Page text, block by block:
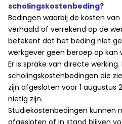
scholingskostenbeding?
Bedingen waarbij de kosten
verhaald of verrekend op de
betekent dat het beding niet
werkgever geen beroep op kan
Er is sprake van directe
scholingskostenbedingen die
zijn afgesloten voor 1 augustus
nietig zijn.
Studiekostenbedingen kunnen
afgesloten of in stand blijven